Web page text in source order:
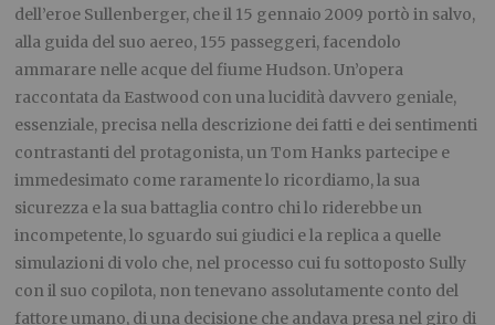
dell’eroe Sullenberger, che il 15 gennaio 2009 portò in salvo,
alla guida del suo aereo, 155 passeggeri, facendolo
ammarare nelle acque del fiume Hudson. Un’opera
raccontata da Eastwood con una lucidità davvero geniale,
essenziale, precisa nella descrizione dei fatti e dei sentimenti
contrastanti del protagonista, un Tom Hanks partecipe e
immedesimato come raramente lo ricordiamo, la sua
sicurezza e la sua battaglia contro chi lo riderebbe un
incompetente, lo sguardo sui giudici e la replica a quelle
simulazioni di volo che, nel processo cui fu sottoposto Sully
con il suo copilota, non tenevano assolutamente conto del
fattore umano, di una decisione che andava presa nel giro di